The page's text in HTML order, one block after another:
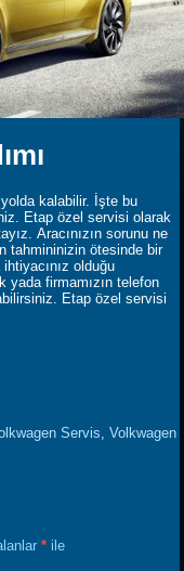
kalabilir. İşte bu
Etap özel servisi olarak
Aracınızın sorunu ne
tahmininizin ötesinde bir
olduğu
yada firmamızın telefon
Etap özel servisi
Servis ,Volkwagen
* ile